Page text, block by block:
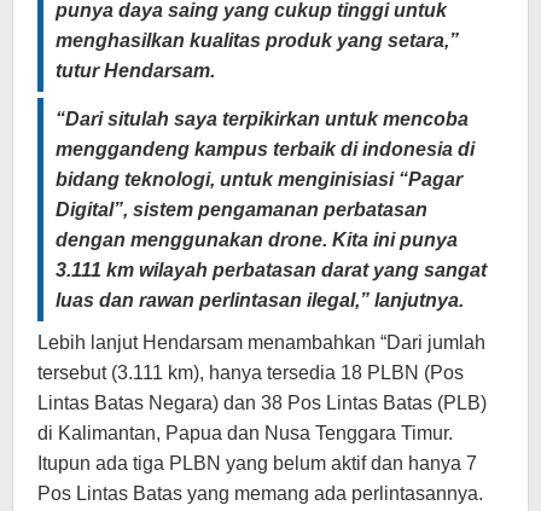
punya daya saing yang cukup tinggi untuk
menghasilkan kualitas produk yang setara,”
tutur Hendarsam.
“Dari situlah saya terpikirkan untuk mencoba
menggandeng kampus terbaik di indonesia di
bidang teknologi, untuk menginisiasi “Pagar
Digital”, sistem pengamanan perbatasan
dengan menggunakan drone. Kita ini punya
3.111 km wilayah perbatasan darat yang sangat
luas dan rawan perlintasan ilegal,” lanjutnya.
Lebih lanjut Hendarsam menambahkan “Dari jumlah
tersebut (3.111 km), hanya tersedia 18 PLBN (Pos
Lintas Batas Negara) dan 38 Pos Lintas Batas (PLB)
di Kalimantan, Papua dan Nusa Tenggara Timur.
Itupun ada tiga PLBN yang belum aktif dan hanya 7
Pos Lintas Batas yang memang ada perlintasannya.